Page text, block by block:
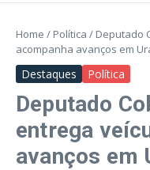
Home / Política / Deputado
acompanha avanços em
Destaques Política
Deputado
entrega
avanços em